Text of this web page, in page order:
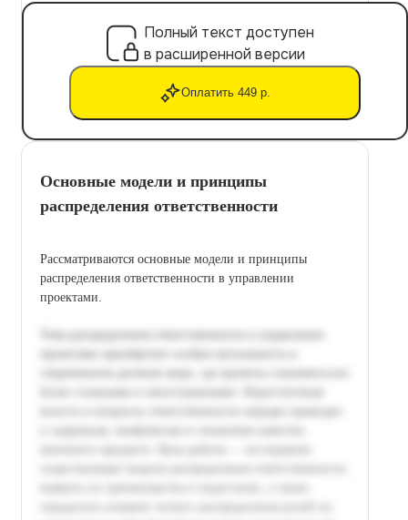
Полный текст доступен
в расширенной версии
Оплатить 449 р.
Основные модели и принципы
распределения ответственности
Рассматриваются основные модели и принципы
распределения ответственности в управлении
проектами.